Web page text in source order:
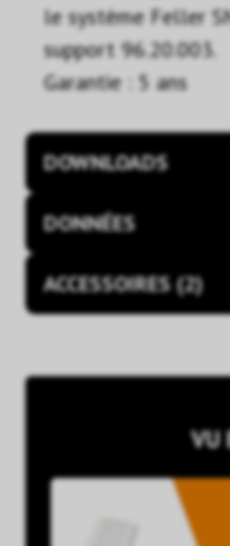
le système Feller
support 96.20.003.
Garantie : 5 ans
DOWNLOADS
DONNÉES
ACCESSOIRES (2)
VU